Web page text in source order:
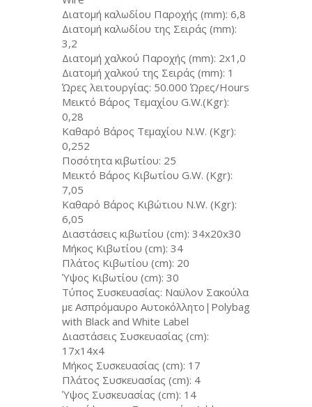
Διατομή καλωδίου Παροχής (mm): 6,8
Διατομή καλωδίου της Σειράς (mm):
3,2
Διατομή χαλκού Παροχής (mm): 2x1,0
Διατομή χαλκού της Σειράς (mm): 1
Ώρες λειτουργίας: 50.000 Ώρες/Hours
Μεικτό Βάρος Τεμαχίου G.W.(Kgr):
0,28
Καθαρό Βάρος Τεμαχίου N.W. (Kgr):
0,252
Ποσότητα κιβωτίου: 25
Μεικτό Βάρος Κιβωτίου G.W. (Kgr):
7,05
Καθαρό Βάρος Κιβώτιου N.W. (Kgr):
6,05
Διαστάσεις κιβωτίου (cm): 34x20x30
Μήκος Κιβωτίου (cm): 34
Πλάτος Κιβωτίου (cm): 20
Ύψος Κιβωτίου (cm): 30
Τύπος Συσκευασίας: Ναϋλον Σακούλα
με Ασπρόμαυρο Αυτοκόλλητο|Polybag
with Black and White Label
Διαστάσεις Συσκευασίας (cm):
17x14x4
Μήκος Συσκευασίας (cm): 17
Πλάτος Συσκευασίας (cm): 4
Ύψος Συσκευασίας (cm): 14